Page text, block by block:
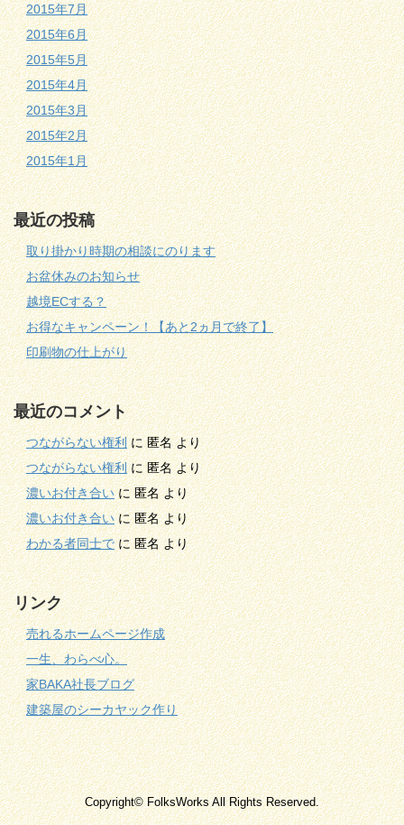
2015年7月
2015年6月
2015年5月
2015年4月
2015年3月
2015年2月
2015年1月
最近の投稿
取り掛かり時期の相談にのります
お盆休みのお知らせ
越境ECする？
お得なキャンペーン！【あと2ヵ月で終了】
印刷物の仕上がり
最近のコメント
つながらない権利に匿名より
つながらない権利に匿名より
濃いお付き合いに匿名より
濃いお付き合いに匿名より
わかる者同士でに匿名より
リンク
売れるホームページ作成
一生、わらべ心。
家BAKA社長ブログ
建築屋のシーカヤック作り
Copyright© FolksWorks All Rights Reserved.